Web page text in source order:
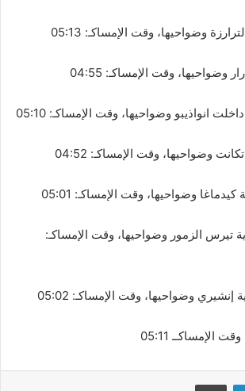
وضواحيها، وقت الإمساكـ: 05:13
وضواحيها، وقت الإمساكـ: 04:55
انواذيبو وضواحيها، وقت الإمساكـ: 05:10
وضواحيها، وقت الإمساكـ: 04:52
وضواحيها، وقت الإمساكـ: 05:01
تيرس الزمور وضواحيها، وقت الإمساكـ:
وضواحيها، وقت الإمساكـ: 05:02
05:11
لينكدإن طباعة